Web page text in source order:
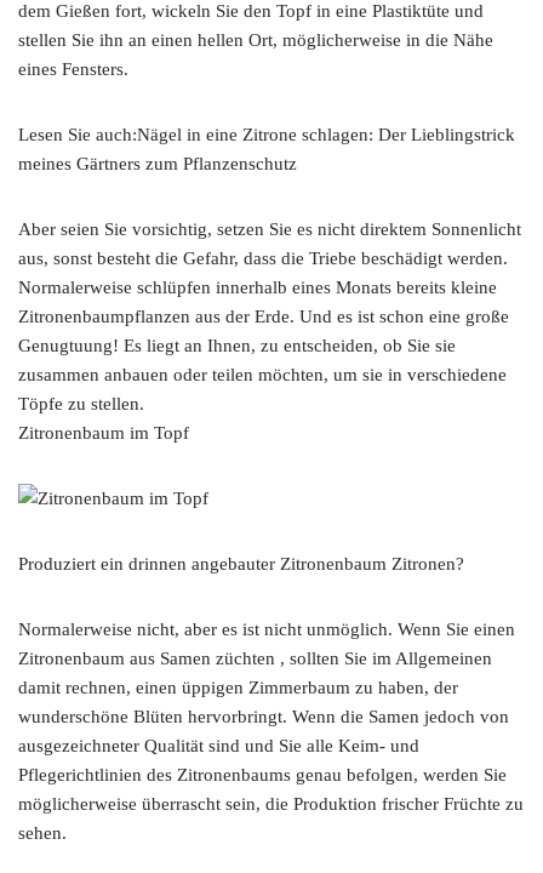
dem Gießen fort, wickeln Sie den Topf in eine Plastiktüte und
stellen Sie ihn an einen hellen Ort, möglicherweise in die Nähe
eines Fensters.
Lesen Sie auch:Nägel in eine Zitrone schlagen: Der Lieblingstrick
meines Gärtners zum Pflanzenschutz
Aber seien Sie vorsichtig, setzen Sie es nicht direktem Sonnenlicht
aus, sonst besteht die Gefahr, dass die Triebe beschädigt werden.
Normalerweise schlüpfen innerhalb eines Monats bereits kleine
Zitronenbaumpflanzen aus der Erde. Und es ist schon eine große
Genugtuung! Es liegt an Ihnen, zu entscheiden, ob Sie sie
zusammen anbauen oder teilen möchten, um sie in verschiedene
Töpfe zu stellen.
Zitronenbaum im Topf
Produziert ein drinnen angebauter Zitronenbaum Zitronen?
Normalerweise nicht, aber es ist nicht unmöglich. Wenn Sie einen
Zitronenbaum aus Samen züchten , sollten Sie im Allgemeinen
damit rechnen, einen üppigen Zimmerbaum zu haben, der
wunderschöne Blüten hervorbringt. Wenn die Samen jedoch von
ausgezeichneter Qualität sind und Sie alle Keim- und
Pflegerichtlinien des Zitronenbaums genau befolgen, werden Sie
möglicherweise überrascht sein, die Produktion frischer Früchte zu
sehen.